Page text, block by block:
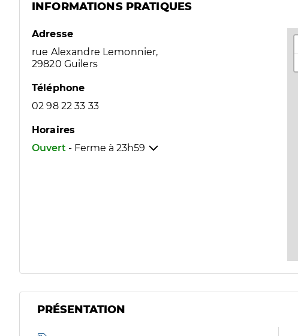
INFORMATIONS PRATIQUES
Adresse
rue Alexandre Lemonnier,
29820 Guilers
Téléphone
02 98 22 33 33
Horaires
Ouvert - Ferme à 23h59
PRÉSENTATION